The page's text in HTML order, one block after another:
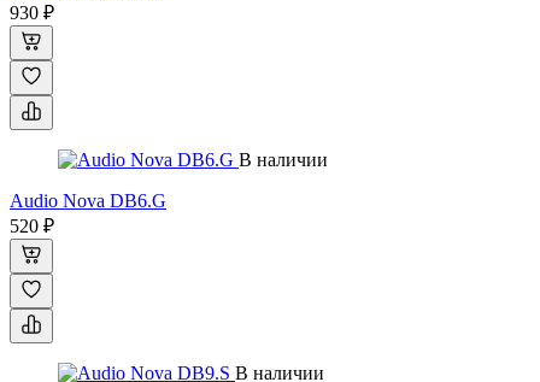
930 ₽
В наличии
Audio Nova DB6.G
520 ₽
В наличии